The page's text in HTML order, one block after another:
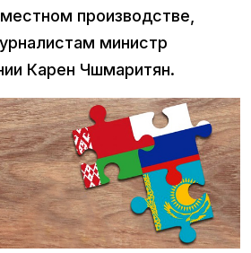
производстве,
министр
Карен Чшмаритян.